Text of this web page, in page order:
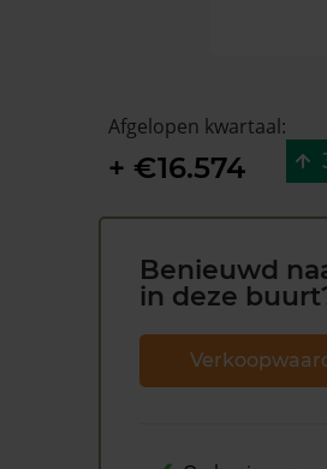
Afgelopen kwartaal:
+ €16.574
Benieuwd
in deze